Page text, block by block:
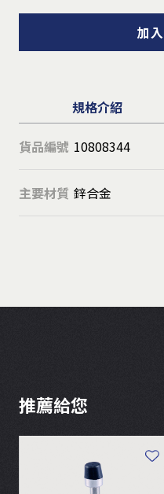
加
規格介紹
貨品編號 10808344
主要材質 鋅合金
推薦給您